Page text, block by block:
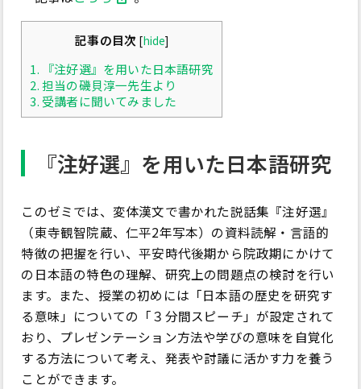
記事の目次 [hide]
1. 『注好選』を用いた日本語研究
2.担当の磯貝淳一先生より
3. 受講者に聞いてみました
『注好選』を用いた日本語研究
このゼミでは、変体漢文で書かれた説話集『注好選』
（東寺観智院蔵、仁平2年写本）の資料読解・言語的
特徴の把握を行い、平安時代後期から院政期にかけて
の日本語の特色の理解、研究上の問題点の検討を行い
ます。また、授業の初めには「日本語の歴史を研究す
る意味」についての「３分間スピーチ」が設定されて
おり、プレゼンテーション方法や学びの意味を自覚化
する方法について考え、発表や討議に活かす力を養う
ことができます。